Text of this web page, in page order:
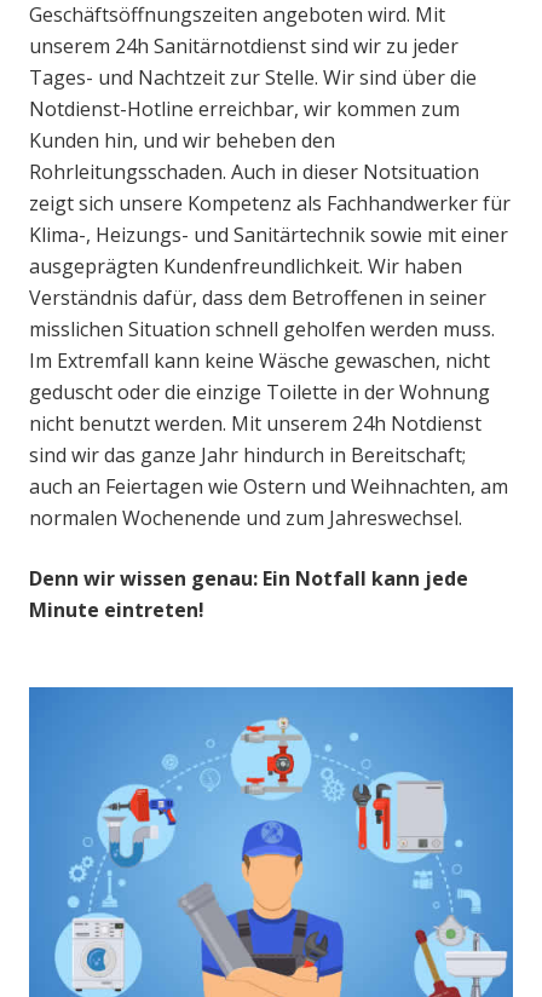
Geschäftsöffnungszeiten angeboten wird. Mit
unserem 24h Sanitärnotdienst sind wir zu jeder
Tages- und Nachtzeit zur Stelle. Wir sind über die
Notdienst-Hotline erreichbar, wir kommen zum
Kunden hin, und wir beheben den
Rohrleitungsschaden. Auch in dieser Notsituation
zeigt sich unsere Kompetenz als Fachhandwerker für
Klima-, Heizungs- und Sanitärtechnik sowie mit einer
ausgeprägten Kundenfreundlichkeit. Wir haben
Verständnis dafür, dass dem Betroffenen in seiner
misslichen Situation schnell geholfen werden muss.
Im Extremfall kann keine Wäsche gewaschen, nicht
geduscht oder die einzige Toilette in der Wohnung
nicht benutzt werden. Mit unserem 24h Notdienst
sind wir das ganze Jahr hindurch in Bereitschaft;
auch an Feiertagen wie Ostern und Weihnachten, am
normalen Wochenende und zum Jahreswechsel.
Denn wir wissen genau: Ein Notfall kann jede
Minute eintreten!